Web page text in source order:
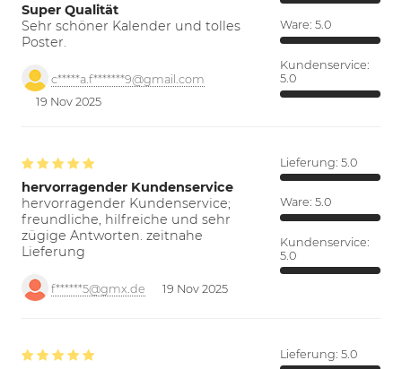
Super Qualität
Sehr schöner Kalender und tolles
Poster.
c*****a.f*******9@gmail.com
19 Nov 2025
Ware: 5.0
Kundenservice:
5.0
hervorragender Kundenservice
hervorragender Kundenservice;
freundliche, hilfreiche und sehr
zügige Antworten. zeitnahe
Lieferung
f******5@gmx.de 19 Nov 2025
Lieferung: 5.0
Ware: 5.0
Kundenservice:
5.0
Lieferung: 5.0